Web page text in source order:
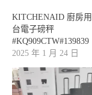
KITCHENAID 廚房
台電子磅秤
#KQ909CTW#139839
2025 年 1 月 24 日